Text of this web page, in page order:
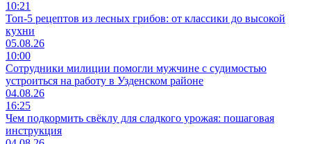
10:21
Топ-5 рецептов из лесных грибов: от классики до высокой
кухни
05.08.26
10:00
Сотрудники милиции помогли мужчине с судимостью
устроиться на работу в Узденском районе
04.08.26
16:25
Чем подкормить свёклу для сладкого урожая: пошаговая
инструкция